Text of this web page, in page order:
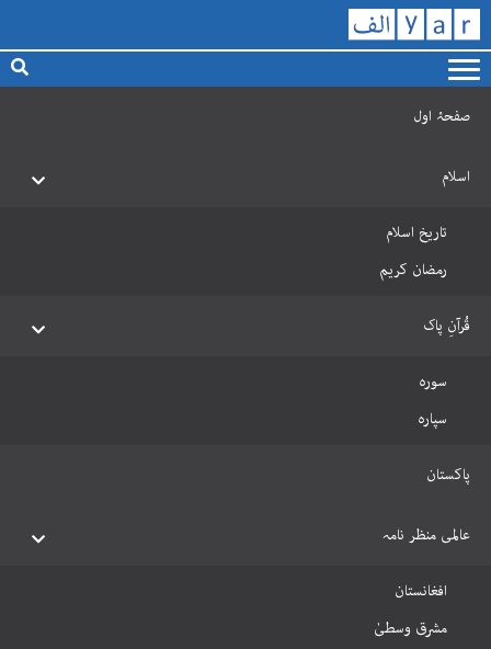
صفحۂ اول
اسلام
تاریخ اسلام
رمضان کریم
قُرآنِ پاک
سورہ
سپارہ
پاکستان
عالمی منظر نامہ
افغانستان
مشرق وسطیٰ